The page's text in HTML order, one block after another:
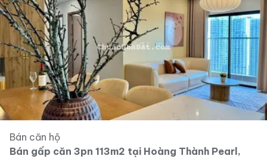
Bán căn hộ
Bán gấp căn 3pn 113m2 tại Hoàng Thành Pearl,